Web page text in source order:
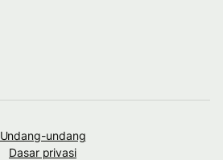
Undang-undang
Dasar privasi